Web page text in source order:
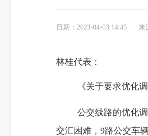
日期：2023-04-03 14:45 来
林桂代表：
《关于要求优化
公交线路的优化
交汇困难，9路公交车